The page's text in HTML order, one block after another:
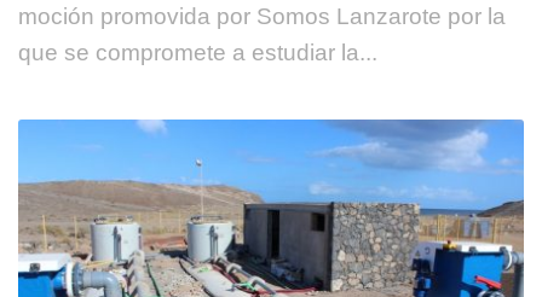
moción promovida por Somos Lanzarote por la
que se compromete a estudiar la...